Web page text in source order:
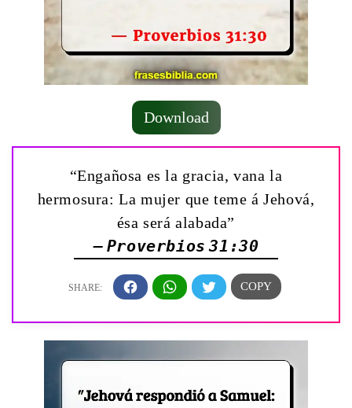
Download
“Engañosa es la gracia, vana la
hermosura: La mujer que teme á Jehová,
ésa será alabada”
— Proverbios 31:30